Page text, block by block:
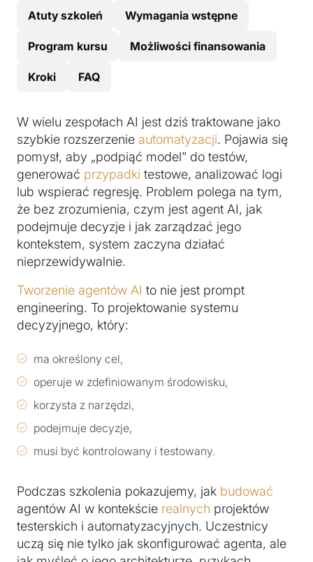
Atuty szkoleń Wymagania wstępne
Program kursu Możliwości finansowania
Kroki FAQ
W wielu zespołach AI jest dziś traktowane jako
szybkie rozszerzenie automatyzacji. Pojawia się
pomysł, aby „podpiąć model” do testów,
generować przypadki testowe, analizować logi
lub wspierać regresję. Problem polega na tym,
że bez zrozumienia, czym jest agent AI, jak
podejmuje decyzje i jak zarządzać jego
kontekstem, system zaczyna działać
nieprzewidywalnie.
Tworzenie agentów AI to nie jest prompt
engineering. To projektowanie systemu
decyzyjnego, który:
ma określony cel,
operuje w zdefiniowanym środowisku,
korzysta z narzędzi,
podejmuje decyzje,
musi być kontrolowany i testowany.
Podczas szkolenia pokazujemy, jak budować
agentów AI w kontekście realnych projektów
testerskich i automatyzacyjnych. Uczestnicy
uczą się nie tylko jak skonfigurować agenta, ale